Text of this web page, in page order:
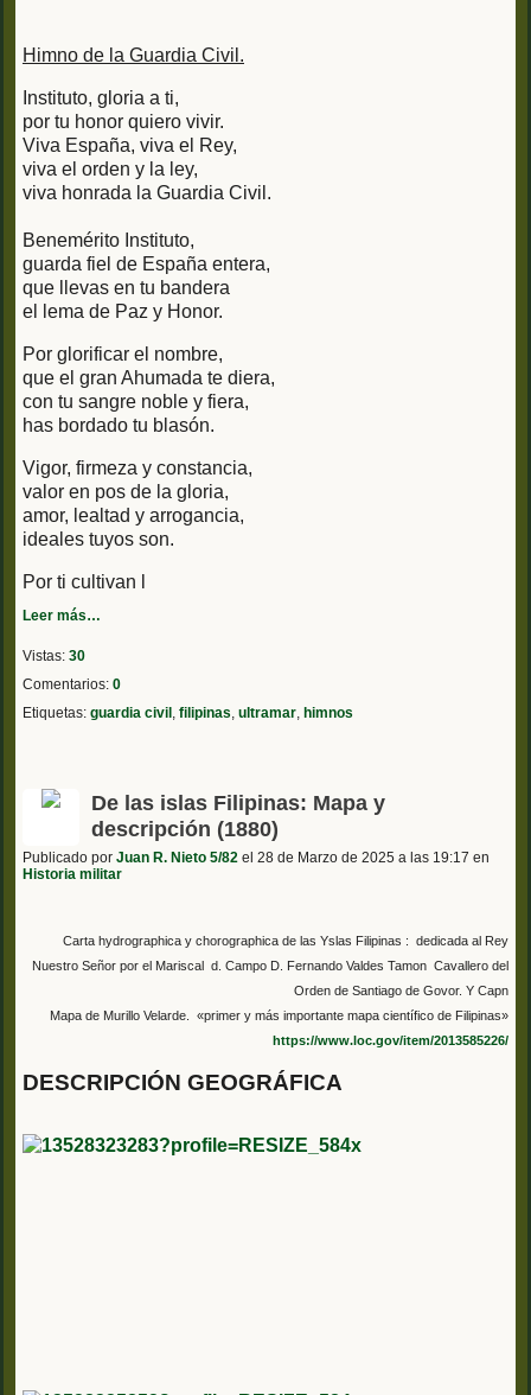
Himno de la Guardia Civil.
Instituto, gloria a ti,
por tu honor quiero vivir.
Viva España, viva el Rey,
viva el orden y la ley,
viva honrada la Guardia Civil.
Benemérito Instituto,
guarda fiel de España entera,
que llevas en tu bandera
el lema de Paz y Honor.
Por glorificar el nombre,
que el gran Ahumada te diera,
con tu sangre noble y fiera,
has bordado tu blasón.
Vigor, firmeza y constancia,
valor en pos de la gloria,
amor, lealtad y arrogancia,
ideales tuyos son.
Por ti cultivan l
Leer más…
Vistas: 30
Comentarios: 0
Etiquetas: guardia civil filipinas ultramar himnos
De las islas Filipinas: Mapa y
descripción (1880)
Publicado por Juan R. Nieto 5/82 el 28 de Marzo de 2025 a las 19:17 en
Historia militar
Carta hydrographica y chorographica de las Yslas Filipinas : dedicada al Rey
Nuestro Señor por el Mariscal d. Campo D. Fernando Valdes Tamon Cavallero del
Orden de Santiago de Govor. Y Capn
Mapa de Murillo Velarde. «primer y más importante mapa científico de Filipinas»
https://www.loc.gov/item/2013585226/
DESCRIPCIÓN GEOGRÁFICA